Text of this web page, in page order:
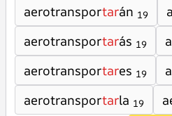
aerotransportarán 19
aerotransportarás 19
aerotransportares 19
aerotransportarla 19